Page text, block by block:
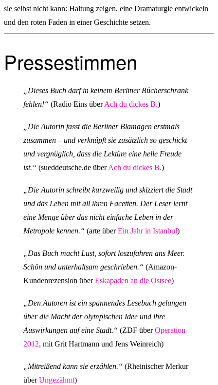
sie selbst nicht kann: Haltung zeigen, eine Dramaturgie entwickeln
und den roten Faden in einer Geschichte setzen.
Pressestimmen
„Dieses Buch darf in keinem Berliner Bücherschrank
fehlen!“ (Radio Eins überAch du dickes B.)
„Die Autorin fasst die Berliner Blamagen erstmals
zusammen – und verknüpft sie zusätzlich so geschickt
und vergnüglich, dass die Lektüre eine helle Freude
ist.“ (sueddeutsche.de überAch du dickes B.)
„Die Autorin schreibt kurzweilig und skizziert die Stadt
und das Leben mit all ihren Facetten. Der Leser lernt
eine Menge über das nicht einfache Leben in der
Metropole kennen.“ (arte überEin Jahr in Istanbul)
„Das Buch macht Lust, sofort loszufahren ans Meer.
Schön und unterhaltsam geschrieben.“ (Amazon-
Kundenrezension überEskapaden an die Ostsee)
„Den Autoren ist ein spannendes Lesebuch gelungen
über die Macht der olympischen Idee und ihre
Auswirkungen auf eine Stadt.“ (ZDF überOperation
2012, mit Grit Hartmann und Jens Weinreich)
„Mitreißend kann sie erzählen.“ (Rheinischer Merkur
überUngezähmt)